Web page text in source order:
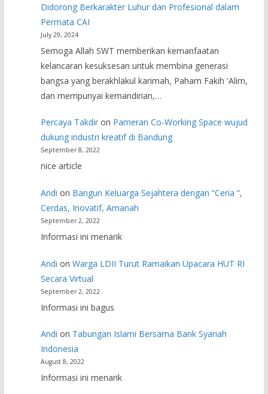
Didorong Berkarakter Luhur dan Profesional dalam
Permata CAI
July 29, 2024
Semoga Allah SWT memberikan kemanfaatan
kelancaran kesuksesan untuk membina generasi
bangsa yang berakhlakul karimah, Paham Fakih 'Alim,
dan mempunyai kemandirian,…
Percaya Takdir on Pameran Co-Working Space wujud
dukung industri kreatif di Bandung
September 8, 2022
nice article
Andi on Bangun Keluarga Sejahtera dengan “Ceria “,
Cerdas, Inovatif, Amanah
September 2, 2022
Informasi ini menarik
Andi onWarga LDII Turut Ramaikan Upacara HUT RI
Secara Virtual
September 2, 2022
Informasi ini bagus
Andi on Tabungan Islami Bersama Bank Syariah
Indonesia
August 8, 2022
Informasi ini menarik